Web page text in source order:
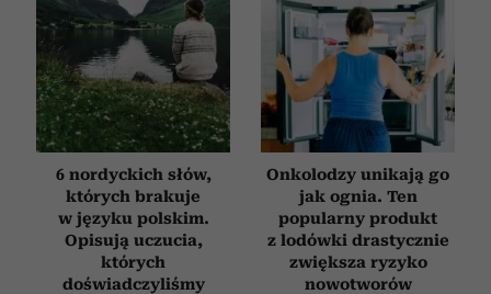
6 nordyckich słów,
których brakuje
w języku polskim.
Opisują uczucia,
których
doświadczyliśmy
Onkolodzy unikają go
jak ognia. Ten
popularny produkt
z lodówki drastycznie
zwiększa ryzyko
nowotworów